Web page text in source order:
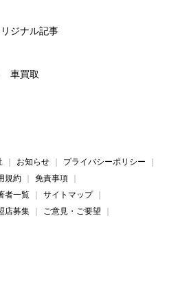
ジナル記事
車買取
お知らせ
プライバシーポリシー
規約
免責事項
者一覧
サイトマップ
店募集
ご意見・ご要望